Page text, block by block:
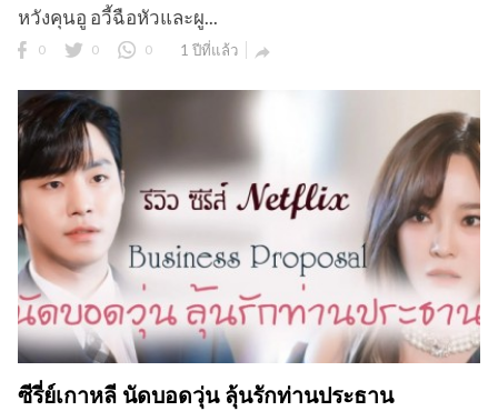
หวังคุนอู อวี้ฉือหัวและผู...
0 0 0 1 ปีที่แล้ว 
ซีรี่ย์เกาหลี นัดบอดวุ่น ลุ้นรักท่านประธาน